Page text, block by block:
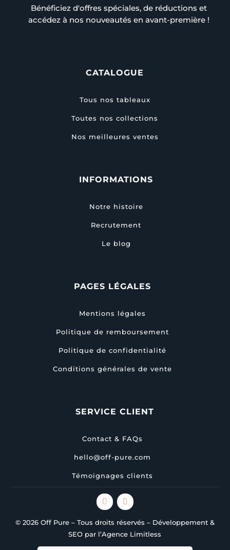
Bénéficiez d'offres spéciales, de réductions et
accédez à nos nouveautés en avant-première !
CATALOGUE
Tous nos tableaux
Toutes nos collections
Nos meilleures ventes
INFORMATIONS
Notre histoire
Recrutement
Le blog
PAGES LÉGALES
Mentions légales
Politique de remboursement
Politique de confidentialité
Conditions générales de vente
SERVICE CLIENT
Contact & FAQs
hello@off-pure.com
Témoignages clients
© 2026 Off Pure – Tous droits réservés – Développement &
SEO par l’Agence Limitless